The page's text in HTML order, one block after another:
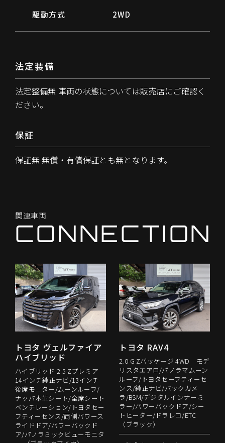
駆動方式 2WD
法定装備
法定整備無 車両の状態については販売店にご確認く
ださい。
保証
保証無 無償・有償保証とも無となります。
関連車両
CONNECTION
トヨタ ヴェルファイア
ハイブリッド
ハイブリッド 2.5 Zプレミア
14インチ純正ナビ/13インチ
後席モニター/ムーンルーフ/
ナッパ本革シート/全席シート
ベンチレーション/トヨタセー
フティーセンス/両側パワース
ライドドア/パワーバックド
ア/パノラミックビューモニタ
トヨタ RAV4
2.0 G Zパッケージ 4WD モデ
リスタエアロ/パノラマムーン
ルーフ/トヨタセーフティーセ
ンス/純正ナビ/バックカメ
ラ/BSM/デジタルインナーミ
ラー/パワーバックドア/シー
トヒーター/ドラレコ/ETC
（ブラック）